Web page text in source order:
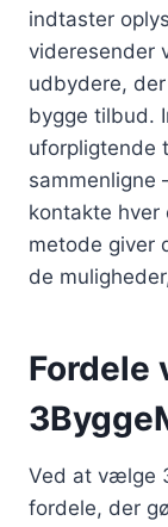
indtaster
videresender
udbydere,
bygge tilbud.
uforpligtende
sammenligne
kontakte hver
metode giver
de
Fordele
Ved at vælge
fordele, der